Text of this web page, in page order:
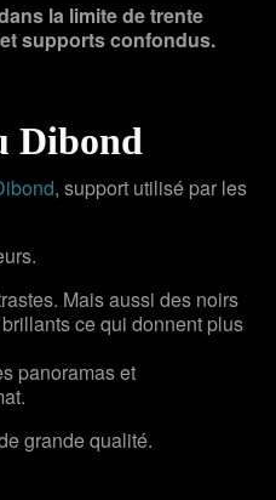
la limite de trente
supports confondus.
Dibond
, support utilisé par les
Mais aussi des noirs
ce qui donnent plus
panoramas et
grande qualité.